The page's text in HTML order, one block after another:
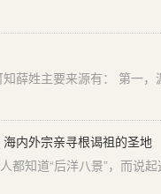
海内外宗亲寻根谒祖的圣地
都知道“后洋八景”，而说